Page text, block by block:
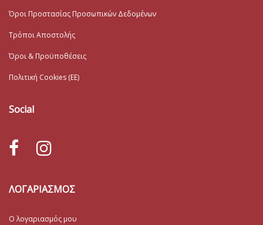
Όροι Προστασίας Προσωπικών Δεδομένων
Τρόποι Αποστολής
Όροι & Προϋποθέσεις
Πολιτική Cookies (ΕΕ)
Social
ΛΟΓΑΡΙΑΣΜΟΣ
Ο λογαριασμός μου